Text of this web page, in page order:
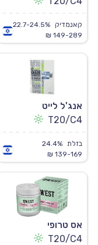
קאנמדיק
22.7-24.5%
149-289 ₪
אנג'ל לייט
T20/C4
בזלת 24.4%
139-169 ₪
אס טרופי
T20/C4